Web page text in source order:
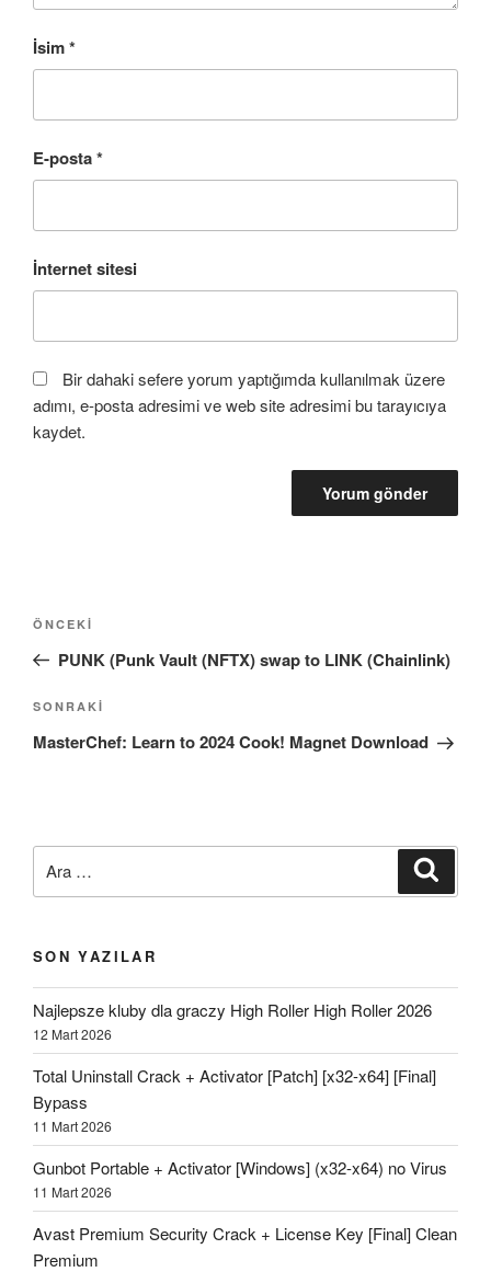
İsim*
E-posta*
İnternet sitesi
Bir dahaki sefere yorum yaptığımda kullanılmak üzere
adımı, e-posta adresimi ve web site adresimi bu tarayıcıya
kaydet.
Yazı
Önceki
Yazı
ÖNCEKI
PUNK (Punk Vault (NFTX) swap to LINK (Chainlink)
Sonraki
Yazı
SONRAKI
MasterChef: Learn to 2024 Cook! Magnet Download
SON YAZILAR
Najlepsze kluby dla graczy High Roller High Roller 2026
12 Mart 2026
Total Uninstall Crack + Activator [Patch] [x32-x64] [Final]
Bypass
11 Mart 2026
Gunbot Portable + Activator [Windows] (x32-x64) no Virus
11 Mart 2026
Avast Premium Security Crack + License Key [Final] Clean
Premium